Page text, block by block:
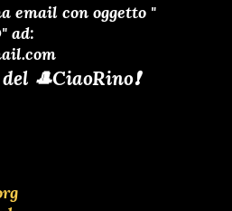
email con oggetto "
ad:
🎩CiaoRino❗️